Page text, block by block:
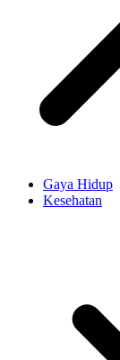
Gaya Hidup
Kesehatan